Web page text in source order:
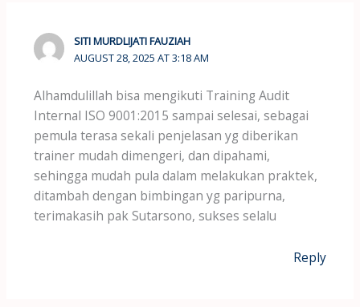
SITI MURDLIJATI FAUZIAH
AUGUST 28, 2025 AT 3:18 AM
Alhamdulillah bisa mengikuti Training Audit
Internal ISO 9001:2015 sampai selesai, sebagai
pemula terasa sekali penjelasan yg diberikan
trainer mudah dimengeri, dan dipahami,
sehingga mudah pula dalam melakukan praktek,
ditambah dengan bimbingan yg paripurna,
terimakasih pak Sutarsono, sukses selalu
Reply